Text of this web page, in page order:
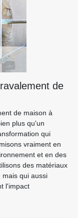
de
de maison à
plus qu'un
qui
vraiment en
et en des
des matériaux
qui aussi
l'impact